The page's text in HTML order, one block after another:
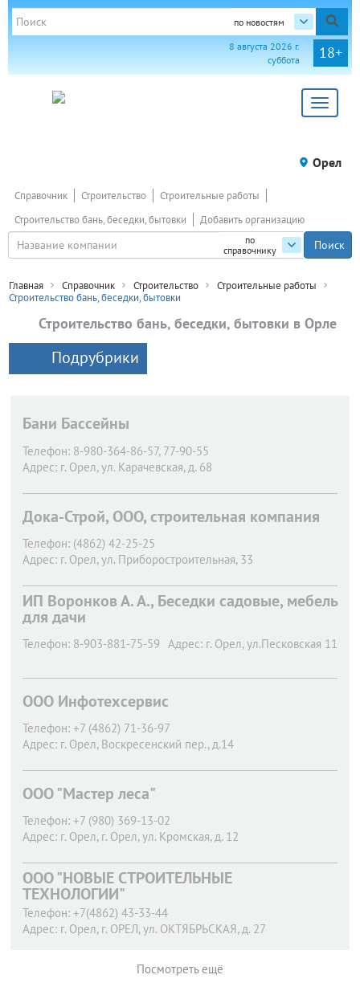
по новостям
18+
8 августа 2026 г.
суббота
Toggle
Орел
по
справочнику
Справочник Строительство
Строительные работы
Строительство бань, беседки, бытовки
Добавить организацию
Главная Справочник Строительство
Строительные работы
Строительство бань, беседки, бытовки
Строительство бань, беседки, бытовки в Орле
Подрубрики
Бани Бассейны
Телефон: 8-980-364-86-57, 77-90-55
Адрес: г. Орел, ул. Карачевская, д. 68
Дока-Строй, ООО, строительная компания
Телефон: (4862) 42-25-25
Адрес: г. Орел, ул. Приборостроительная, 33
ИП Воронков А. А., Беседки садовые, мебель
для дачи
Телефон: 8-903-881-75-59 Адрес: г. Орел, ул.Песковская 11
ООО Инфотехсервис
Телефон: +7 (4862) 71-36-97
Адрес: г. Орел, Воскресенский пер., д.14
ООО "Мастер леса"
Телефон: +7 (980) 369-13-02
Адрес: г. Орел, г. Орел, ул. Кромская, д. 12
ООО "НОВЫЕ СТРОИТЕЛЬНЫЕ
ТЕХНОЛОГИИ"
Телефон: +7(4862) 43-33-44
Адрес: г. Орел, г. ОРЕЛ, ул. ОКТЯБРЬСКАЯ, д. 27
Посмотреть ещё